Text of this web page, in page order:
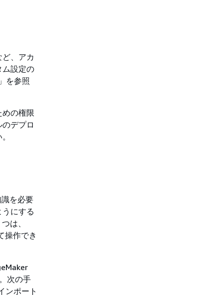
、アカ
ム設定の
」を参照
の権限
デプロ
を必要
にする
は、
操作でき
次の手
ンポート